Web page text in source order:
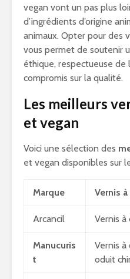
vegan vont un pas plus
d’ingrédients d’origine
animaux. Opter pour des
vous permet de soutenir
éthique, respectueuse de
compromis sur la qualité.
Les meilleurs
et vegan
Voici une sélection des
et vegan disponibles sur
Marque Vernis
Arcancil Vernis à
Manucuris
t
Vernis à
oduit